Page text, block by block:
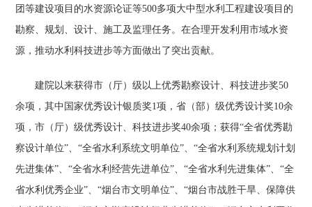
团等建设项目的水资源论证等500多项大中型水利工程建设项目的
勘察、规划、设计、施工及监理任务。在合理开发利用市域水资
源，推动水利科技进步等方面做出了突出贡献。
建院以来获得市（厅）级以上优秀勘察设计、科技进步奖50
余项，其中国家优秀设计银质奖1项，省（部）级优秀设计奖10余
项，市（厅）级优秀设计、科技进步奖40余项；获得“全省优秀勘
察设计单位”、“全省水利系统文明单位”、“全省水利系统规划计划
先进集体”、“全省水利经营先进单位”、“全省水利先进集体”、“全
省水利优秀企业”、“烟台市文明单位”、“烟台市战胜干旱、保障供